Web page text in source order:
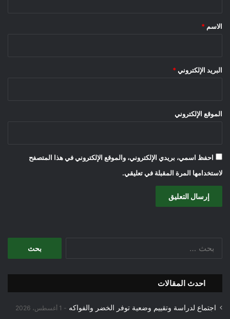
*
الاسم *
البريد الإلكتروني *
الموقع الإلكتروني
احفظ اسمي، بريدي الإلكتروني، والموقع الإلكتروني في هذا المتصفح
لاستخدامها المرة المقبلة في تعليقي.
احدث المقالات
اجتماع لدراسة وتقييم وضعية توفر الخضر والفواكه 1 أغسطس، 2026